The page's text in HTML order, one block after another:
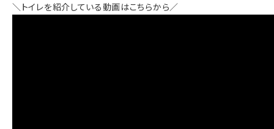
＼トイレを紹介している動画はこちらから／